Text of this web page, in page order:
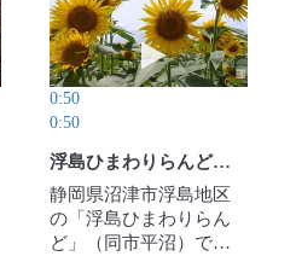
野のトップを切ってコ
ンバインを始動した農
家を訪ねた。【撮影・
長南里香】2025年8月31
日公開
京の夜空に咲く 大輪動画を再生 浮
0:50
0:50
浮島ひまわりらんどでヒマワリ見ごろ 静岡・沼津
静岡県沼津市浮島地区
の「浮島ひまわりらん
ど」（同市平沼）で、